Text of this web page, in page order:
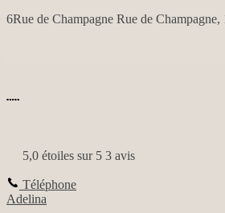
6Rue de Champagne Rue de
5,0 étoiles sur 5 3 avis
Téléphone
Adelina